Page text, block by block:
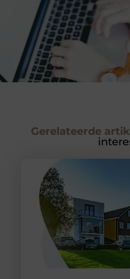
Gerelateerde